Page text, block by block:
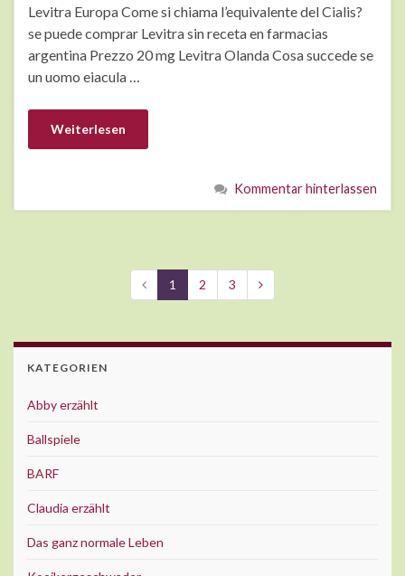
Levitra Europa Come si chiama l’equivalente del Cialis?
se puede comprar Levitra sin receta en farmacias
argentina Prezzo 20 mg Levitra Olanda Cosa succede se
un uomo eiacula …
Weiterlesen
Kommentar hinterlassen
1 2 3
KATEGORIEN
Abby erzählt
Ballspiele
BARF
Claudia erzählt
Das ganz normale Leben